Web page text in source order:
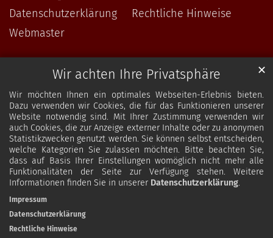
Wir achten Ihre Privatsphäre
Wir möchten Ihnen ein optimales Webseiten-Erlebnis bieten.
Dazu verwenden wir Cookies, die für das Funktionieren unserer
Website notwendig sind. Mit Ihrer Zustimmung verwenden wir
auch Cookies, die zur Anzeige externer Inhalte oder zu anonymen
Statistikzwecken genutzt werden. Sie können selbst entscheiden,
welche Kategorien Sie zulassen möchten. Bitte beachten Sie,
dass auf Basis Ihrer Einstellungen womöglich nicht mehr alle
Funktionalitäten der Seite zur Verfügung stehen. Weitere
Informationen finden Sie in unserer Datenschutzerklärung.
✕
Impressum
Datenschutzerklärung
Rechtliche Hinweise
Datenschutzerklärung
Rechtliche Hinweise
Webmaster